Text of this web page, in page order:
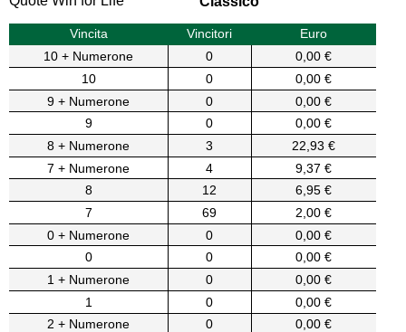
Vincita Vincitori
Euro
10 + Numerone
0
0,00 €
10
0
0,00 €
9 + Numerone
0
0,00 €
9
0
0,00 €
8 + Numerone
3
22,93 €
7 + Numerone
4
9,37 €
8
12
6,95 €
7
69
2,00 €
0 + Numerone
0
0,00 €
0
0
0,00 €
1 + Numerone
0
0,00 €
1
0
0,00 €
2 + Numerone
0
0,00 €